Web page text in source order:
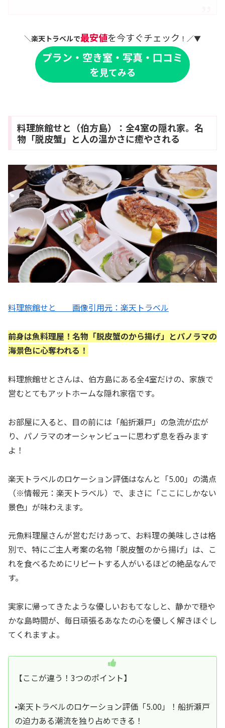
＼楽天トラベルで最安値を今すぐチェック ！／▼
プラン・空き室・写真・口コミ
を見てみる
料理旅館せと（伯方島）：全4室の隠れ家。名
物「脱皮蟹」と人の温かさに癒やされる
料理旅館せと 画像引用元：楽天トラベル
前身は魚料理屋！名物「脱皮蟹のから揚げ」とパノラマの
海景色に心奪われる！
料理旅館せとさんは、伯方島にある全4室だけの、家族で
営むとてもアットホームな隠れ家宿です。
お部屋に入ると、目の前には「船折瀬戸」の急流が広が
り、パノラマのオーシャンビューに思わず息を呑みます
よ！
楽天トラベルのロケーション評価はなんと「5.00」の満点
（※情報元：楽天トラベル）で、まさに「ここにしかない
景色」が味わえます。
元魚料理屋さんが営むだけあって、お料理の美味しさは格
別で、特にご主人考案の名物「脱皮蟹のから揚げ」は、こ
れを食べるためにリピートする人がいるほどの絶品なんで
す。
実家に帰ってきたような優しいおもてなしと、静かで穏や
かな島時間が、毎日頑張るあなたの心を優しく解きほぐし
てくれますよ。
【ここが違う！3つのポイント】
•楽天トラベルのロケーション評価「5.00」！船折瀬戸
の迫力ある潮流を独り占めできる！